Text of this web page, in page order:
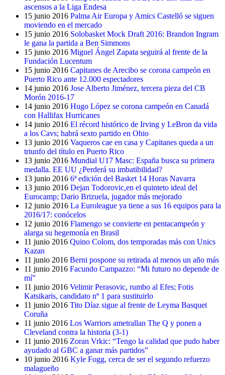
ascensos a la Liga Endesa
15 junio 2016 Palma Air Europa y Amics Castelló se siguen
moviendo en el mercado
15 junio 2016 Solobasket Mock Draft 2016: Brandon Ingram
le gana la partida a Ben Simmons
15 junio 2016 Miguel Ángel Zapata seguirá al frente de la
Fundación Lucentum
15 junio 2016 Capitanes de Arecibo se corona campeón en
Puerto Rico ante 12.000 espectadores
14 junio 2016 Jose Alberto Jiménez, tercera pieza del CB
Morón 2016-17
14 junio 2016 Hugo López se corona campeón en Canadá
con Hallifax Hurricanes
14 junio 2016 El récord histórico de Irving y LeBron da vida
a los Cavs; habrá sexto partido en Ohio
13 junio 2016 Vaqueros cae en casa y Capitanes queda a un
triunfo del título en Puerto Rico
13 junio 2016 Mundial U17 Masc: España busca su primera
medalla. EE UU ¿Perderá su imbatibilidad?
13 junio 2016 6ª edición del Basket 14 Horas Navarra
13 junio 2016 Dejan Todorovic,en el quinteto ideal del
Eurocamp; Dario Brizuela, jugador más mejorado
12 junio 2016 La Euroleague ya tiene a sus 16 equipos para la
2016/17: conócelos
12 junio 2016 Flamengo se convierte en pentacampeón y
alarga su hegemonía en Brasil
11 junio 2016 Quino Colom, dos temporadas más con Unics
Kazan
11 junio 2016 Berni pospone su retirada al menos un año más
11 junio 2016 Facundo Campazzo: “Mi futuro no depende de
mí”
11 junio 2016 Velimir Perasovic, rumbo al Efes; Fotis
Katsikaris, candidato nº 1 para sustituirlo
11 junio 2016 Tito Díaz sigue al frente de Leyma Basquet
Coruña
11 junio 2016 Los Warriors ametrallan The Q y ponen a
Cleveland contra la historia (3-1)
11 junio 2016 Zoran Vrkic: “Tengo la calidad que pudo haber
ayudado al GBC a ganar más partidos”
10 junio 2016 Kyle Fogg, cerca de ser el segundo refuerzo
malagueño